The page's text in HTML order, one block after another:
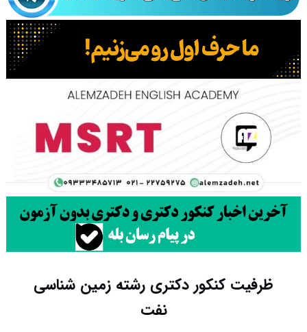
ظرفیت کنکور دکتری رشته زمین شناسی
ﻧﻔﺖ